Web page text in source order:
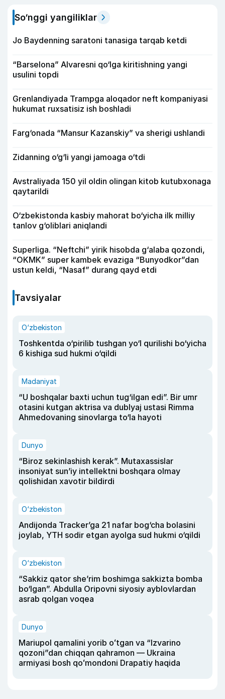
So‘nggi yangiliklar
Jo Baydenning saratoni tanasiga tarqab ketdi
“Barselona” Alvaresni qo‘lga kiritishning yangi
usulini topdi
Grenlandiyada Trampga aloqador neft kompaniyasi
hukumat ruxsatisiz ish boshladi
Farg‘onada “Mansur Kazanskiy” va sherigi ushlandi
Zidanning o‘g‘li yangi jamoaga o‘tdi
Avstraliyada 150 yil oldin olingan kitob kutubxonaga
qaytarildi
O‘zbekistonda kasbiy mahorat bo‘yicha ilk milliy
tanlov g‘oliblari aniqlandi
Superliga. “Neftchi” yirik hisobda g‘alaba qozondi,
“OKMK” super kambek evaziga “Bunyodkor”dan
ustun keldi, “Nasaf” durang qayd etdi
Tavsiyalar
O‘zbekiston
Toshkentda o‘pirilib tushgan yo‘l qurilishi bo‘yicha
6 kishiga sud hukmi o‘qildi
Madaniyat
“U boshqalar baxti uchun tug‘ilgan edi”. Bir umr
otasini kutgan aktrisa va dublyaj ustasi Rimma
Ahmedovaning sinovlarga to‘la hayoti
Dunyo
“Biroz sekinlashish kerak”. Mutaxassislar
insoniyat sun’iy intellektni boshqara olmay
qolishidan xavotir bildirdi
O‘zbekiston
Andijonda Tracker’ga 21 nafar bog‘cha bolasini
joylab, YTH sodir etgan ayolga sud hukmi o‘qildi
O‘zbekiston
“Sakkiz qator she’rim boshimga sakkizta bomba
bo‘lgan”. Abdulla Oripovni siyosiy ayblovlardan
asrab qolgan voqea
Dunyo
Mariupol qamalini yorib oʻtgan va “Izvarino
qozoni”dan chiqqan qahramon — Ukraina
armiyasi bosh qoʻmondoni Drapatiy haqida